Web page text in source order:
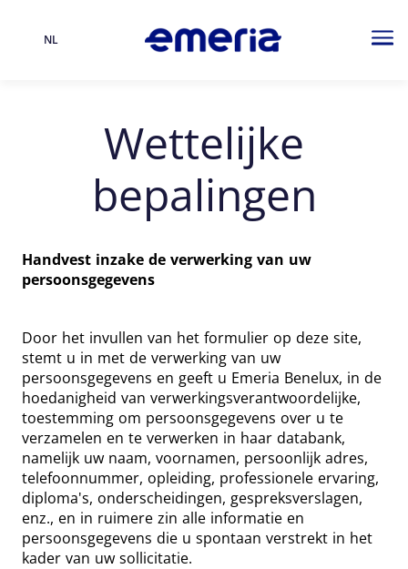
Taal
NL
Wettelijke
bepalingen
Handvest inzake de verwerking van uw
persoonsgegevens
Door het invullen van het formulier op deze site,
stemt u in met de verwerking van uw
persoonsgegevens en geeft u Emeria Benelux, in de
hoedanigheid van verwerkingsverantwoordelijke,
toestemming om persoonsgegevens over u te
verzamelen en te verwerken in haar databank,
namelijk uw naam, voornamen, persoonlijk adres,
telefoonnummer, opleiding, professionele ervaring,
diploma's, onderscheidingen, gespreksverslagen,
enz., en in ruimere zin alle informatie en
persoonsgegevens die u spontaan verstrekt in het
kader van uw sollicitatie.